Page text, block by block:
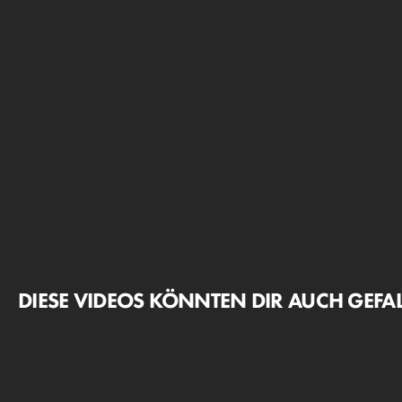
DIESE VIDEOS KÖNNTEN DIR AUCH